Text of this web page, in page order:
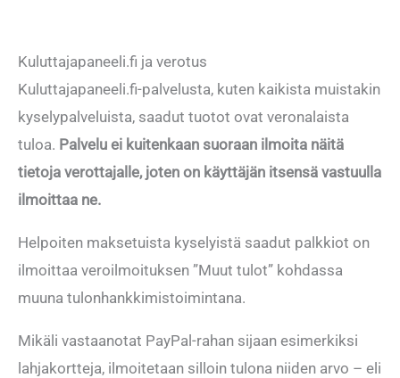
Kuluttajapaneeli.fi ja verotus
Kuluttajapaneeli.fi-palvelusta, kuten kaikista muistakin
kyselypalveluista, saadut tuotot ovat veronalaista
tuloa. Palvelu ei kuitenkaan suoraan ilmoita näitä
tietoja verottajalle, joten on käyttäjän itsensä vastuulla
ilmoittaa ne.
Helpoiten maksetuista kyselyistä saadut palkkiot on
ilmoittaa veroilmoituksen ”Muut tulot” kohdassa
muuna tulonhankkimistoimintana.
Mikäli vastaanotat PayPal-rahan sijaan esimerkiksi
lahjakortteja, ilmoitetaan silloin tulona niiden arvo – eli